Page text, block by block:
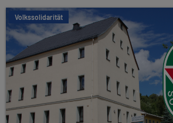
Volkssolidarität